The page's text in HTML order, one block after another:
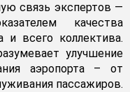
связь экспертов —
качества
и всего коллектива.
улучшение
аэропорта – от
пассажиров.